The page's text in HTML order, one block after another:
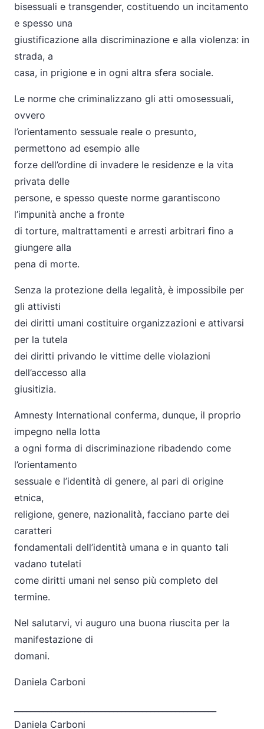
bisessuali e transgender, costituendo un incitamento
e spesso una
giustificazione alla discriminazione e alla violenza: in
strada, a
casa, in prigione e in ogni altra sfera sociale.
Le norme che criminalizzano gli atti omosessuali,
ovvero
l’orientamento sessuale reale o presunto,
permettono ad esempio alle
forze dell’ordine di invadere le residenze e la vita
privata delle
persone, e spesso queste norme garantiscono
l’impunità anche a fronte
di torture, maltrattamenti e arresti arbitrari fino a
giungere alla
pena di morte.
Senza la protezione della legalità, è impossibile per
gli attivisti
dei diritti umani costituire organizzazioni e attivarsi
per la tutela
dei diritti privando le vittime delle violazioni
dell’accesso alla
giusitizia.
Amnesty International conferma, dunque, il proprio
impegno nella lotta
a ogni forma di discriminazione ribadendo come
l’orientamento
sessuale e l’identità di genere, al pari di origine
etnica,
religione, genere, nazionalità, facciano parte dei
caratteri
fondamentali dell’identità umana e in quanto tali
vadano tutelati
come diritti umani nel senso più completo del
termine.
Nel salutarvi, vi auguro una buona riuscita per la
manifestazione di
domani.
Daniela Carboni
Daniela Carboni